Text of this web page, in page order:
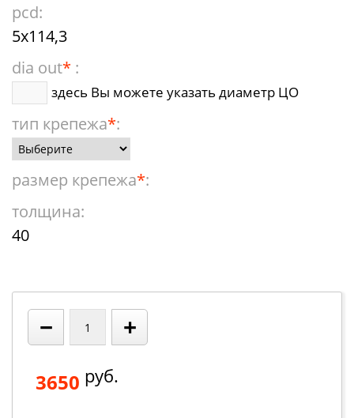
pcd:
5x114,3
dia out* :
здесь Вы можете указать диаметр ЦО
тип крепежа*:
размер крепежа*:
толщина:
40
− +
3650 руб.